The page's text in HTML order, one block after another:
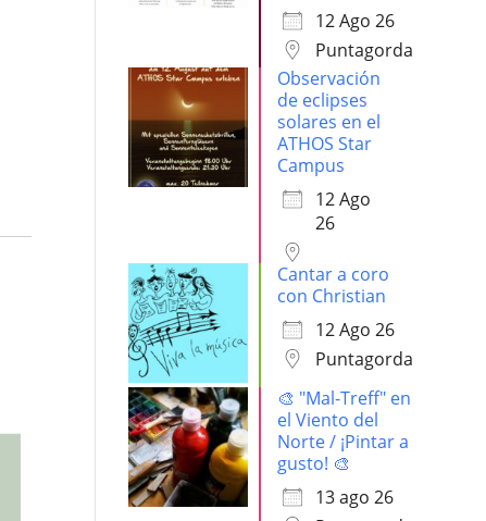
12 Ago 26
Puntagorda
Observación
de eclipses
solares en el
ATHOS Star
Campus
12 Ago
26
Cantar a coro
con Christian
12 Ago 26
Puntagorda
🎨 "Mal-Treff" en
el Viento del
Norte / ¡Pintar a
gusto! 🎨
13 ago 26